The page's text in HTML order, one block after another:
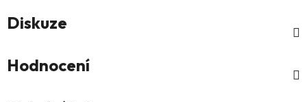
Diskuze
Hodnocení